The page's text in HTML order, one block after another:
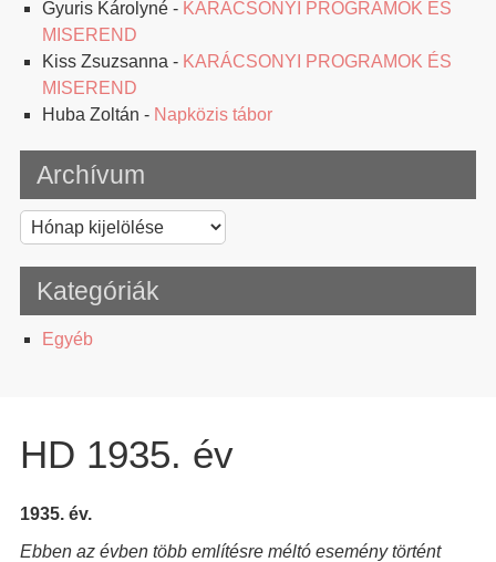
Gyuris Károlyné- KARÁCSONYI PROGRAMOK ÉS
MISEREND
Kiss Zsuzsanna - KARÁCSONYI PROGRAMOK ÉS
MISEREND
Huba Zoltán - Napközis tábor
Archívum
Archívum
Kategóriák
Egyéb
HD 1935. év
1935. év.
Ebben az évben több említésre méltó esemény történt